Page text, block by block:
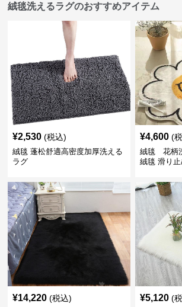
絨毯洗えるラグのおすすめアイテム
¥2,530 (税込)
絨毯 蓬松舒適高密度加厚洗える
ラグ
¥4,600 (
絨毯 花柄
絨毯 滑り
¥14,220 (税込) ¥5,120 (